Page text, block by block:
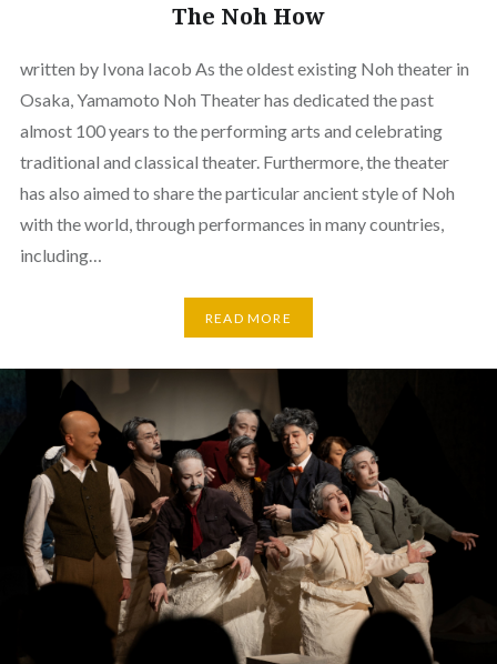
The Noh How
written by Ivona Iacob As the oldest existing Noh theater in
Osaka, Yamamoto Noh Theater has dedicated the past
almost 100 years to the performing arts and celebrating
traditional and classical theater. Furthermore, the theater
has also aimed to share the particular ancient style of Noh
with the world, through performances in many countries,
including…
READ MORE